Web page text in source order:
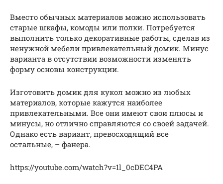
Вместо обычных материалов можно использовать
старые шкафы, комоды или полки. Потребуется
выполнить только декоративные работы, сделав из
ненужной мебели привлекательный домик. Минус
варианта в отсутствии возможности изменять
форму основы конструкции.
Изготовить домик для кукол можно из любых
материалов, которые кажутся наиболее
привлекательными. Все они имеют свои плюсы и
минусы, но отлично справляются со своей задачей.
Однако есть вариант, превосходящий все
остальные, – фанера.
https://youtube.com/watch?v=1l_0cDEC4PA